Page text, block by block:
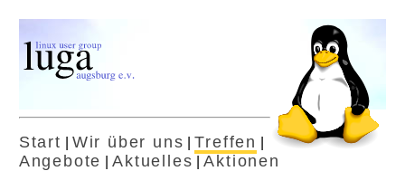
Start Wir über uns |Treffen
Angebote |Aktuelles |Aktionen